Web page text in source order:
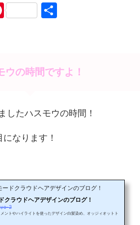
Pi
st
ウの時間ですよ！
したハスモウの時間！
なります！
ドクラウドヘアデザインのブログ！
クラウドヘアデザインのブログ！
2
ントやハイライトを使ったデザイン白髪染め、オッジィオットト